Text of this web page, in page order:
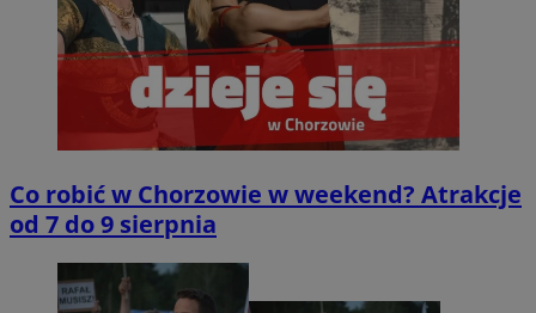
Co robić w Chorzowie w weekend? Atrakcje
od 7 do 9 sierpnia